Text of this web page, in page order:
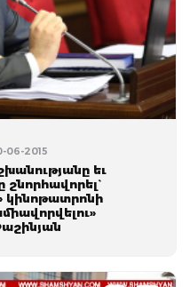
06-2015
եւ
կինոթատրոնի